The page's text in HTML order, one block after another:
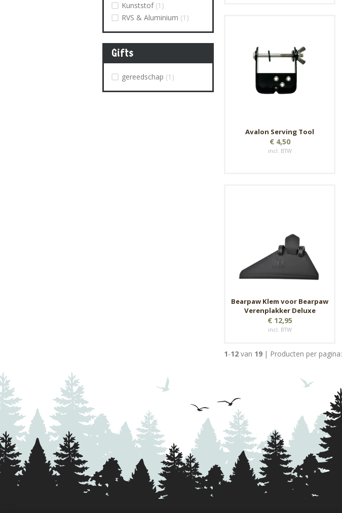
Kunststof (1)
RVS & Aluminium (1)
Gifts
gereedschap (1)
Avalon Serving Tool
€ 4,50
incl. BTW
Bearpaw Klem voor Bearpaw
Verenplakker Deluxe
€ 12,95
incl. BTW
1-12 van 19 | Producten per pagina: